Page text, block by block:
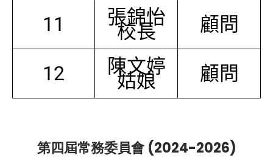
11 張錦怡
校長 顧問
12 陳文婷
姑娘 顧問
第四屆常務委員會 (2024-2026)